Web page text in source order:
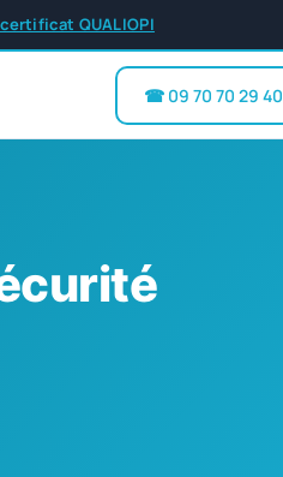
QUALIOPI
☎ 09 70 70 29 40